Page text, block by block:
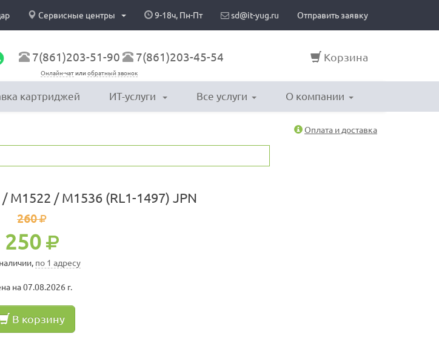
Сервисные центры 9-18ч, Пн-Пт sd@it-yug.ru Отправить заявку
7(861)203-51-90 7(861)203-45-54
Онлайн-чатилиобратный звонок
Корзина
картриджей ИТ-услуги Все услуги О компании
Оплата и доставка
M1522 / M1536 (RL1-1497) JPN
260
250
по 1 адресу
на 07.08.2026 г.
В корзину